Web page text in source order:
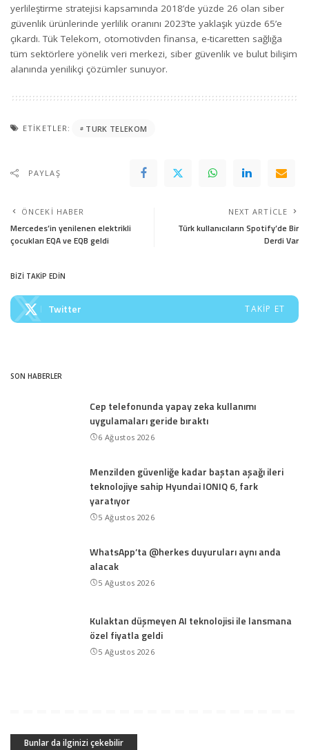
yerlileştirme stratejisi kapsamında 2018’de yüzde 26 olan siber
güvenlik ürünlerinde yerlilik oranını 2023’te yaklaşık yüzde 65’e
çıkardı. Tük Telekom, otomotivden finansa, e-ticaretten sağlığa
tüm sektörlere yönelik veri merkezi, siber güvenlik ve bulut bilişim
alanında yenilikçi çözümler sunuyor.
ETIKETLER: TURK TELEKOM
PAYLAŞ
ÖNCEKI HABER
Mercedes’in yenilenen elektrikli
çocukları EQA ve EQB geldi
NEXT ARTICLE
Türk kullanıcıların Spotify’de Bir
Derdi Var
BİZİ TAKİP EDİN
Twitter TAKIP ET
SON HABERLER
Cep telefonunda yapay zeka kullanımı
uygulamaları geride bıraktı
6 Ağustos 2026
Menzilden güvenliğe kadar baştan aşağı ileri
teknolojiye sahip Hyundai IONIQ 6, fark
yaratıyor
5 Ağustos 2026
WhatsApp’ta @herkes duyuruları aynı anda
alacak
5 Ağustos 2026
Kulaktan düşmeyen AI teknolojisi ile lansmana
özel fiyatla geldi
5 Ağustos 2026
Bunlar da ilginizi çekebilir